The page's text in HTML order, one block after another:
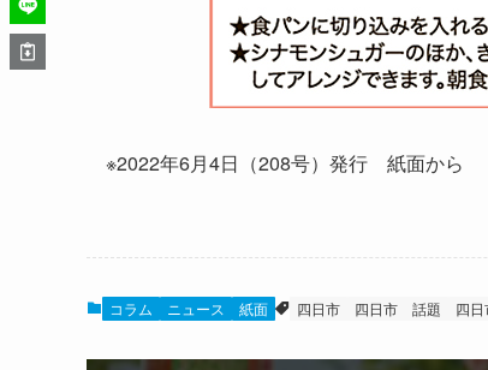
※2022年6月4日（208号）発行 紙面から
コラム ニュース 紙面 四日市 四日市 話題 四